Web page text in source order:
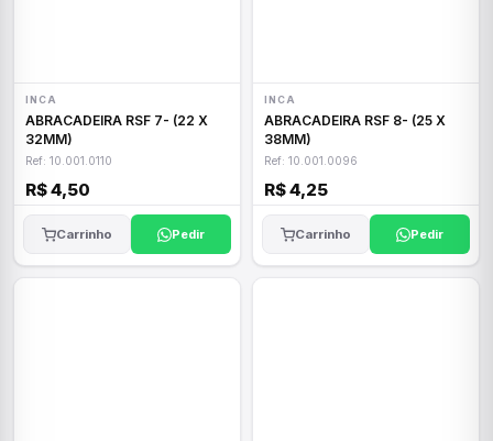
INCA
ABRACADEIRA RSF 7- (22 X
32MM)
Ref: 10.001.0110
R$ 4,50
Carrinho Pedir
INCA
ABRACADEIRA RSF 8- (25 X
38MM)
Ref: 10.001.0096
R$ 4,25
Carrinho Pedir